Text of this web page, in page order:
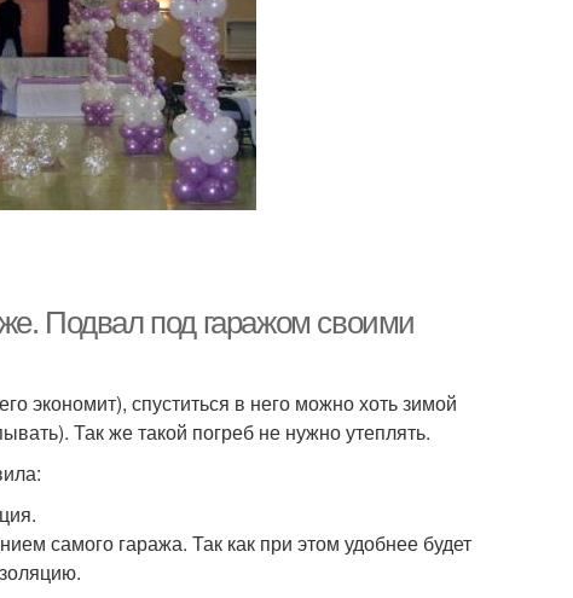
Подвал под гаражом своими
экономит), спуститься в него можно хоть зимой
Так же такой погреб не нужно утеплять.
самого гаража. Так как при этом удобнее будет